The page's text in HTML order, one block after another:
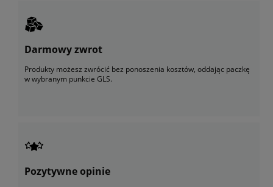
Darmowy zwrot
Produkty możesz zwrócić bez ponoszenia kosztów, oddając paczkę
w wybranym punkcie GLS.
Pozytywne opinie